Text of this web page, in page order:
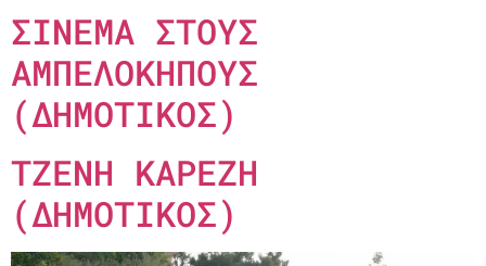
ΣΙΝΕΜΑ ΣΤΟΥΣ
ΑΜΠΕΛΟΚΗΠΟΥΣ
(ΔΗΜΟΤΙΚΟΣ)
ΤΖΕΝΗ ΚΑΡΕΖΗ
(ΔΗΜΟΤΙΚΟΣ)